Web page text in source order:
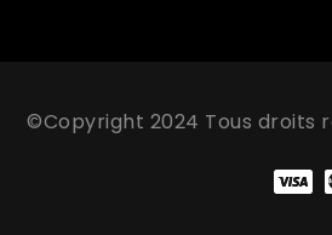
©Copyright 2024 Tous droits